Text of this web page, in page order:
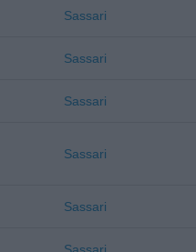
Sassari
Sassari
Sassari
Sassari
Sassari